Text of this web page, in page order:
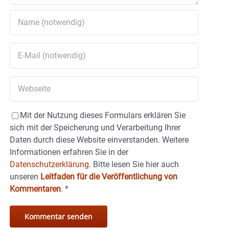
Mit der Nutzung dieses Formulars erklären Sie
sich mit der Speicherung und Verarbeitung Ihrer
Daten durch diese Website einverstanden. Weitere
Informationen erfahren Sie in der
Datenschutzerklärung. Bitte lesen Sie hier auch
unseren Leitfaden für die Veröffentlichung von
Kommentaren. *